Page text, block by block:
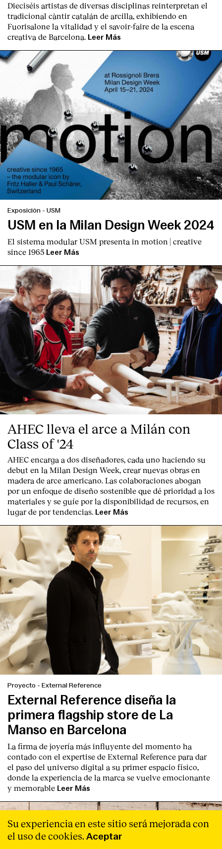
English Español
Dieciséis artistas de diversas disciplinas reinterpretan el
tradicional càntir catalán de arcilla, exhibiendo en
Fuorisalone la vitalidad y el savoir-faire de la escena
creativa de Barcelona. Leer Más
Exposición - USM
USM en la Milan Design Week 2024
El sistema modular USM presenta in motion | creative
since 1965 Leer Más
AHEC lleva el arce a Milán con
Class of '24
AHEC encarga a dos diseñadores, cada uno haciendo su
debut en la Milan Design Week, crear nuevas obras en
madera de arce americano. Las colaboraciones abogan
por un enfoque de diseño sostenible que dé prioridad a los
materiales y se guíe por la disponibilidad de recursos, en
lugar de por tendencias. Leer Más
Proyecto - External Reference
External Reference diseña la
primera flagship store de La
Manso en Barcelona
La firma de joyería más influyente del momento ha
contado con el expertise de External Reference para dar
el paso del universo digital a su primer espacio físico,
donde la experiencia de la marca se vuelve emocionante
y memorable Leer Más
Su experiencia en este sitio será mejorada con
el uso de cookies. Aceptar